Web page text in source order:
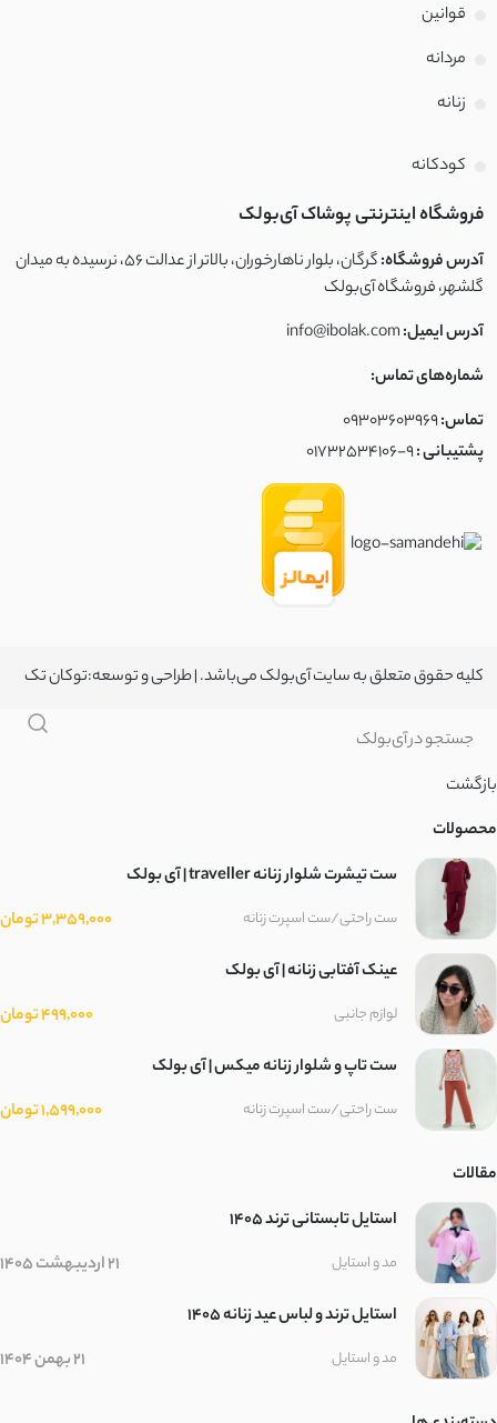
لینن نچرال
کنفی
پنبه لاکرا
چکنده کشی
ویسکوز
کرپ مکانیکی
ژاکارد توری
بامبو
نخ وارداتی
ریون
پِری راه راه
بافت
قوانین
مردانه
زنانه
کودکانه
فروشگاه اینترنتی پوشاک آی‌بولک
آدرس فروشگاه:
گرگان، بلوار ناهارخوران، بالاتر از عدالت ۵۶، نرسیده به میدان
گلشهر، فروشگاه آی‌بولک
آدرس ایمیل:info@ibolak.com
شماره‌های تماس:
تماس:09303603969
پشتیبانی :01732534106-9
کلیه حقوق متعلق به سایت آی‌بولک می‌باشد. | طراحی و توسعه:توکان تک
بازگشت
محصولات
ست تیشرت شلوار زنانه traveller | آی بولک
ست راحتی/ست اسپرت زنانه
3,359,000 تومان
عینک آفتابی زنانه | آی بولک
لوازم جانبی
499,000 تومان
ست تاپ و شلوار زنانه میکس | آی بولک
ست راحتی/ست اسپرت زنانه 1,599,000 تومان
مقالات
استایل تابستانی ترند ۱۴۰۵
مد و استایل
21 اردیبهشت 1405
استایل ترند و لباس عید زنانه 1405
مد و استایل 21 بهمن 1404